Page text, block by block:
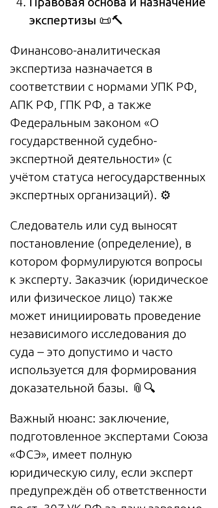
экспертизы 📜🔨
Финансово-аналитическая
экспертиза назначается в
соответствии с нормами УПК РФ,
АПК РФ, ГПК РФ, а также
Федеральным законом «О
государственной судебно-
экспертной деятельности» (с
учётом статуса негосударственных
экспертных организаций). ⚙️
Следователь или суд выносят
постановление (определение), в
котором формулируются вопросы
к эксперту. Заказчик (юридическое
или физическое лицо) также
может инициировать проведение
независимого исследования до
суда – это допустимо и часто
используется для формирования
доказательной базы. 📎🔍
Важный нюанс: заключение,
подготовленное экспертами Союза
«ФСЭ», имеет полную
юридическую силу, если эксперт
предупреждён об ответственности